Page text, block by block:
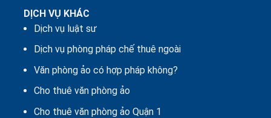
DỊCH VỤ KHÁC
Dịch vụ luật sư
Dịch vụ phòng pháp chế thuê ngoài
Văn phòng ảo có hợp pháp không?
Cho thuê văn phòng ảo
Cho thuê văn phòng ảo Quận 1